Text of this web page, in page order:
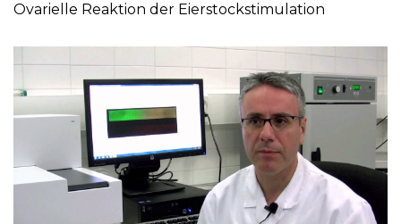
Ovarielle Reaktion der Eierstockstimulation